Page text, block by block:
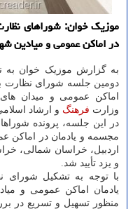
موزیک خوان: شوراهای
در اماکن عمومی و
به گزارش موزیک خوان به
دومین جلسه شورای نظارت
اماکن عمومی و میدان
وزارت فرهنگ و ارشاد
در این جلسه، پرونده
مجسمه و یادمان در اماکن
اردبیل، خراسان شمالی،
و یزد تأیید شد.
با توجه به تشکیل
منظور تسهیل و تسریع در